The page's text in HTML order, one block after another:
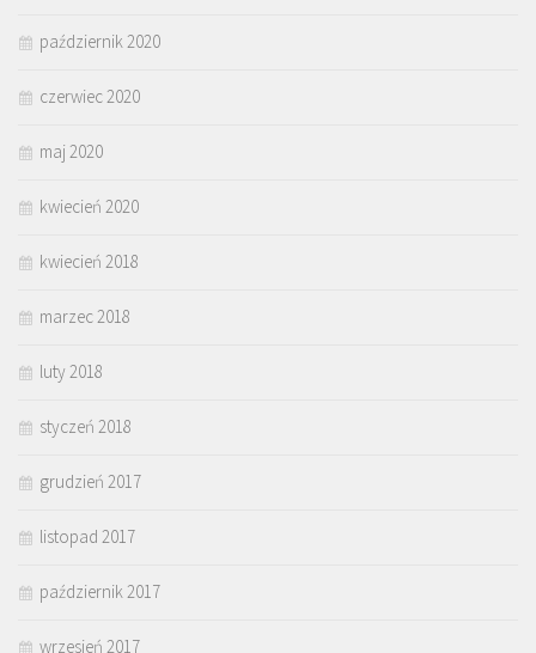
październik 2020
czerwiec 2020
maj 2020
kwiecień 2020
kwiecień 2018
marzec 2018
luty 2018
styczeń 2018
grudzień 2017
listopad 2017
październik 2017
wrzesień 2017